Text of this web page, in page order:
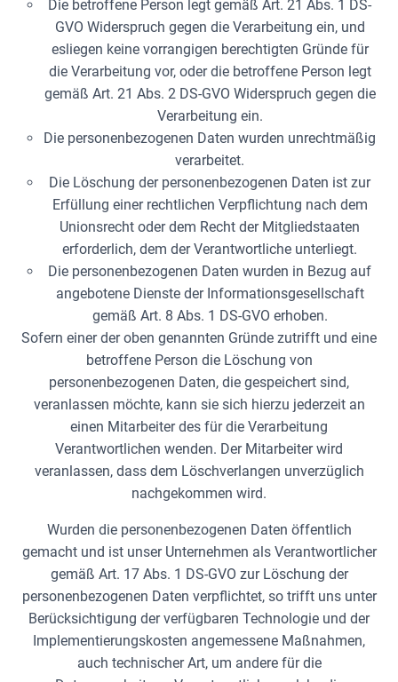
Die betroffene Person legt gemäß Art. 21 Abs. 1 DS-
GVO Widerspruch gegen die Verarbeitung ein, und
esliegen keine vorrangigen berechtigten Gründe für
die Verarbeitung vor, oder die betroffene Person legt
gemäß Art. 21 Abs. 2 DS-GVO Widerspruch gegen die
Verarbeitung ein.
Die personenbezogenen Daten wurden unrechtmäßig
verarbeitet.
Die Löschung der personenbezogenen Daten ist zur
Erfüllung einer rechtlichen Verpflichtung nach dem
Unionsrecht oder dem Recht der Mitgliedstaaten
erforderlich, dem der Verantwortliche unterliegt.
Die personenbezogenen Daten wurden in Bezug auf
angebotene Dienste der Informationsgesellschaft
gemäß Art. 8 Abs. 1 DS-GVO erhoben.
Sofern einer der oben genannten Gründe zutrifft und eine
betroffene Person die Löschung von
personenbezogenen Daten, die gespeichert sind,
veranlassen möchte, kann sie sich hierzu jederzeit an
einen Mitarbeiter des für die Verarbeitung
Verantwortlichen wenden. Der Mitarbeiter wird
veranlassen, dass dem Löschverlangen unverzüglich
nachgekommen wird.
Wurden die personenbezogenen Daten öffentlich
gemacht und ist unser Unternehmen als Verantwortlicher
gemäß Art. 17 Abs. 1 DS-GVO zur Löschung der
personenbezogenen Daten verpflichtet, so trifft uns unter
Berücksichtigung der verfügbaren Technologie und der
Implementierungskosten angemessene Maßnahmen,
auch technischer Art, um andere für die